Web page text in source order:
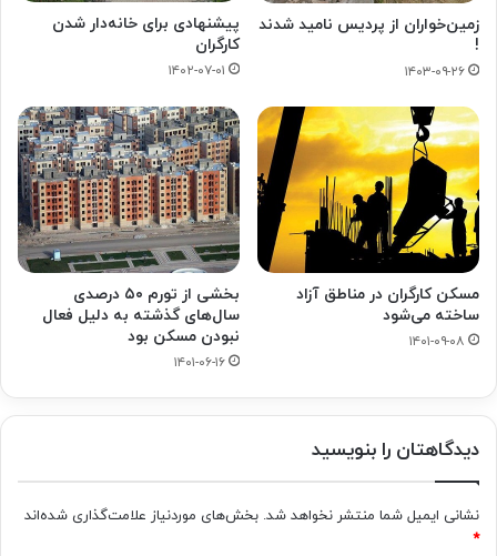
زمین‌خواران از پردیس نامید شدند
!
۱۴۰۳-۰۹-۲۶
پیشنهادی برای خانه‌دار شدن
کارگران
۱۴۰۲-۰۷-۰۱
مسکن کارگران در مناطق آزاد
ساخته می‌شود
۱۴۰۱-۰۹-۰۸
بخشی از تورم ۵۰ درصدی
سال‌های گذشته به دلیل فعال
نبودن مسکن بود
۱۴۰۱-۰۶-۱۶
دیدگاهتان را بنویسید
نشانی ایمیل شما منتشر نخواهد شد. بخش‌های موردنیاز علامت‌گذاری شده‌اند
*